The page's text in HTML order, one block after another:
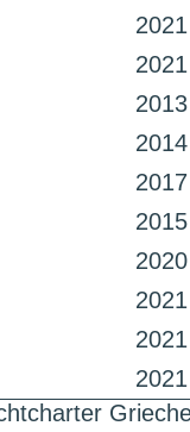
2021
2021
2013
2014
2017
2015
2020
2021
2021
2021